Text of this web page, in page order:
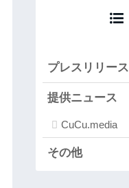
プレスリリース
提供ニュース
CuCu.media
その他